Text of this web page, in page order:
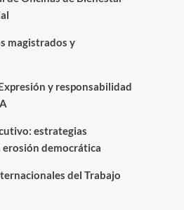
magistrados y
y responsabilidad
estrategias
democrática
del Trabajo